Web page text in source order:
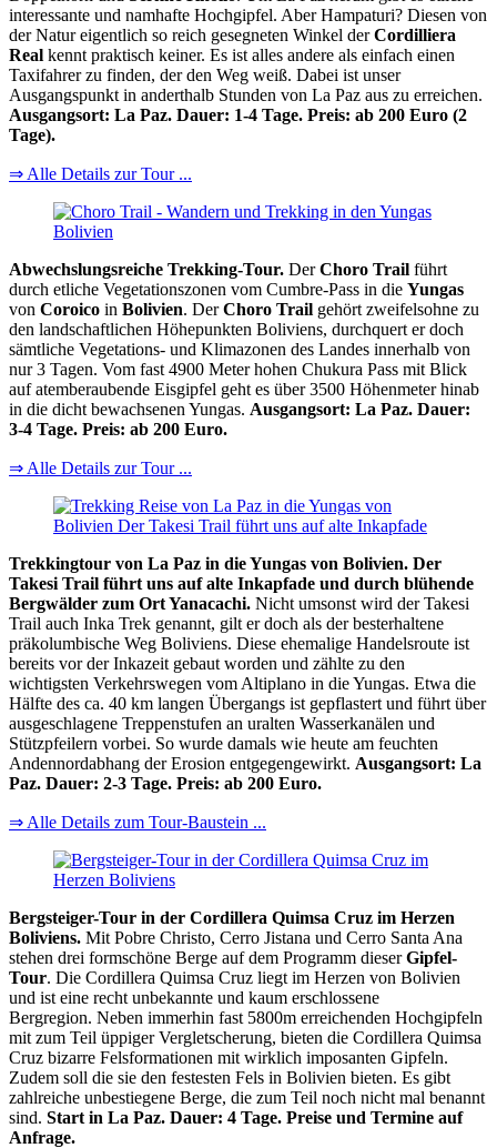
interessante und namhafte Hochgipfel. Aber Hampaturi? Diesen von
der Natur eigentlich so reich gesegneten Winkel derCordilliera
Real kennt praktisch keiner. Es ist alles andere als einfach einen
Taxifahrer zu finden, der den Weg weiß. Dabei ist unser
Ausgangspunkt in anderthalb Stunden von La Paz aus zu erreichen.
Ausgangsort: La Paz. Dauer: 1-4 Tage. Preis: ab 200 Euro (2
Tage).
⇒ Alle Details zur Tour ...
Abwechslungsreiche Trekking-Tour. DerChoro Trail führt
durch etliche Vegetationszonen vom Cumbre-Pass in die Yungas
von Coroico in Bolivien. DerChoro Trail gehört zweifelsohne zu
den landschaftlichen Höhepunkten Boliviens, durchquert er doch
sämtliche Vegetations- und Klimazonen des Landes innerhalb von
nur 3 Tagen. Vom fast 4900 Meter hohen Chukura Pass mit Blick
auf atemberaubende Eisgipfel geht es über 3500 Höhenmeter hinab
in die dicht bewachsenen Yungas. Ausgangsort: La Paz. Dauer:
3-4 Tage. Preis: ab 200 Euro.
⇒ Alle Details zur Tour ...
Trekkingtour von La Paz in die Yungas von Bolivien. Der
Takesi Trail führt uns auf alte Inkapfade und durch blühende
Bergwälder zum Ort Yanacachi. Nicht umsonst wird der Takesi
Trail auch Inka Trek genannt, gilt er doch als der besterhaltene
präkolumbische Weg Boliviens. Diese ehemalige Handelsroute ist
bereits vor der Inkazeit gebaut worden und zählte zu den
wichtigsten Verkehrswegen vom Altiplano in die Yungas. Etwa die
Hälfte des ca. 40 km langen Übergangs ist gepflastert und führt über
ausgeschlagene Treppenstufen an uralten Wasserkanälen und
Stützpfeilern vorbei. So wurde damals wie heute am feuchten
Andennordabhang der Erosion entgegengewirkt. Ausgangsort: La
Paz. Dauer: 2-3 Tage. Preis: ab 200 Euro.
⇒ Alle Details zum Tour-Baustein ...
Bergsteiger-Tour in der Cordillera Quimsa Cruz im Herzen
Boliviens. Mit Pobre Christo, Cerro Jistana und Cerro Santa Ana
stehen drei formschöne Berge auf dem Programm dieserGipfel-
Tour. Die Cordillera Quimsa Cruz liegt im Herzen von Bolivien
und ist eine recht unbekannte und kaum erschlossene
Bergregion. Neben immerhin fast 5800m erreichenden Hochgipfeln
mit zum Teil üppiger Vergletscherung, bieten die Cordillera Quimsa
Cruz bizarre Felsformationen mit wirklich imposanten Gipfeln.
Zudem soll die sie den festesten Fels in Bolivien bieten. Es gibt
zahlreiche unbestiegene Berge, die zum Teil noch nicht mal benannt
sind. Start in La Paz. Dauer: 4 Tage. Preise und Termine auf
Anfrage.